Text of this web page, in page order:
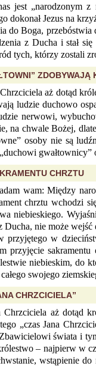
jest „narodzonym
dokonał Jezus na
do Boga,
z Ducha i stał
tych, którzy zostali
ZDOBYWAJĄ
aż dotąd
ludzie duchowo
nerwowi,
na chwale Bożej,
osoby nie są
gwałtownicy”
CHRZTU
wam: Między
chrztu wchodzi
niebieskiego.
Ducha, nie może wejść
przyjętego w
przyjęcie sakramentu
niebieskim, do
swojego
CHRZCICIELA”
Chrzciciela aż dotąd
„czas Jana
świata i
– najpierw w
wstąpienie do